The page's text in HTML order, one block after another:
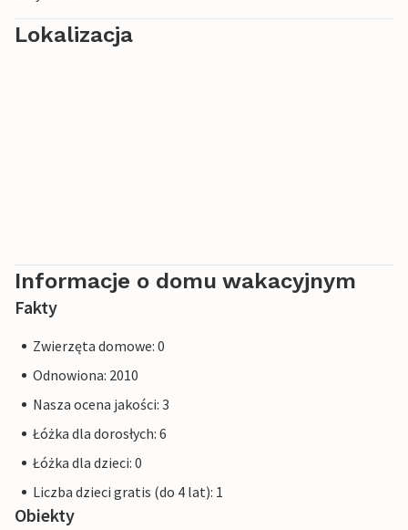
Czeka Cię kilka wspaniałych dni w popularnym Svaneke.
Lokalizacja
Informacje o domu wakacyjnym
Fakty
Zwierzęta domowe: 0
Odnowiona: 2010
Nasza ocena jakości: 3
Łóżka dla dorosłych: 6
Łóżka dla dzieci: 0
Liczba dzieci gratis (do 4 lat): 1
Obiekty